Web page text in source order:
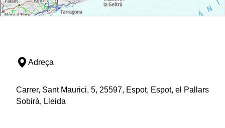
Adreça
Carrer, Sant Maurici, 5, 25597, Espot, Espot, el Pallars
Sobirà, Lleida